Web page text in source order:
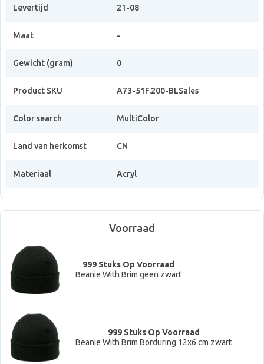
Levertijd 21-08
Maat -
Gewicht (gram) 0
Product SKU A73-51F.200-BLSales
Color search MultiColor
Land van herkomst CN
Materiaal Acryl
Voorraad
999 Stuks Op Voorraad
Beanie With Brim geen zwart
999 Stuks Op Voorraad
Beanie With Brim Borduring 12x6 cm zwart